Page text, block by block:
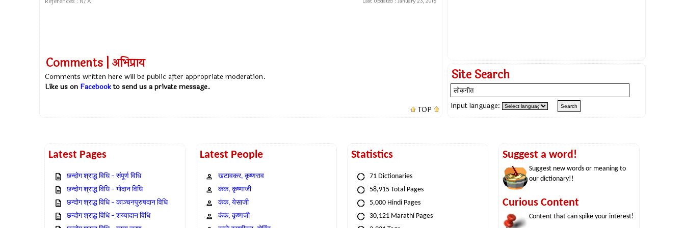
Comments | अभिप्राय
Comments written here will be public after appropriate moderation.
Like us on Facebookto send us a private message.
TOP
Site Search
Input language:
Latest Pages
छन्दोग श्राद्ध विधि – संपूर्ण विधि
छन्दोग श्राद्ध विधि – गोदान विधि
छन्दोग श्राद्ध विधि – काञ्चनपुरुषदान विधि
छन्दोग श्राद्ध विधि – शय्यादान विधि
Latest People
खटावकर, कृष्णराव
कंक, कृष्णाजी
कंक, येसाजी
कंक, कृष्णजी
Statistics
71 Dictionaries
58,915 Total Pages
5,000 Hindi Pages
30,121 Marathi Pages
Suggest a word!
Suggest new words or meaning to
our dictionary!!
Curious Content
Content that can spike your interest!